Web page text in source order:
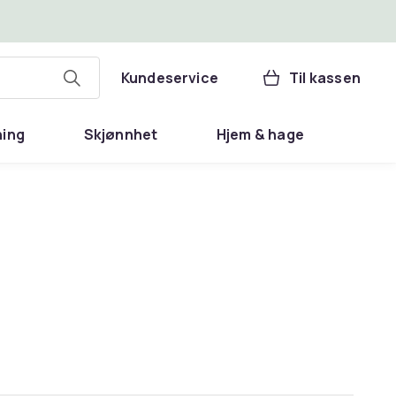
Kundeservice Til kassen
Skjønnhet Hjem & hage